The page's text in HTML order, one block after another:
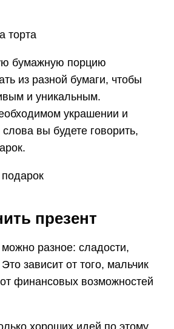
торта
бумажную порцию
из разной бумаги, чтобы
и уникальным.
украшении и
вы будете говорить,
презент
разное: сладости,
зависит от того, мальчик
финансовых возможностей